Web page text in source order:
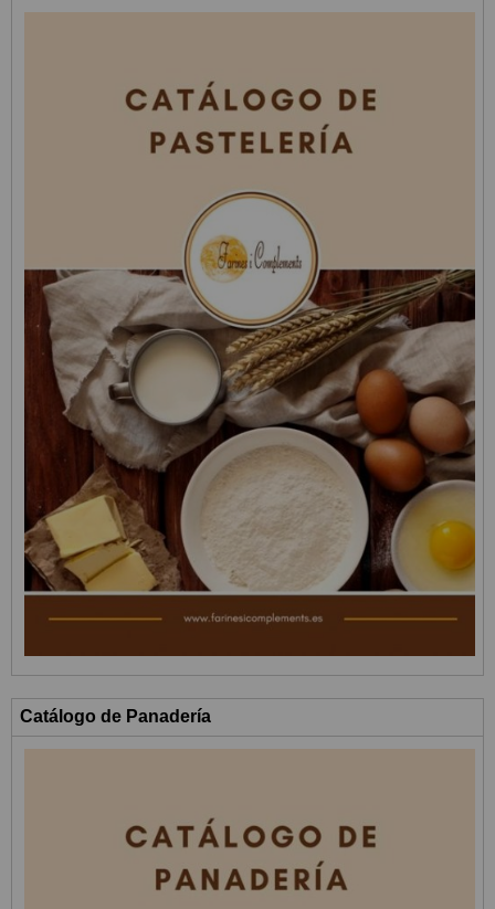
Catálogo de Panadería